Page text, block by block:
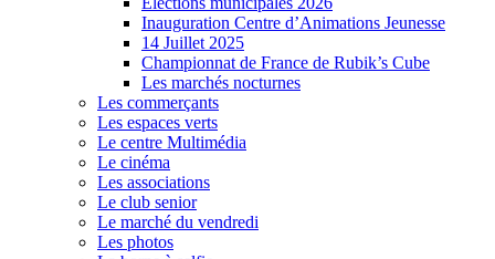
Inauguration Centre d’Animations Jeunesse
14 Juillet 2025
Championnat de France de Rubik’s Cube
Les marchés nocturnes
Les commerçants
Les espaces verts
Le centre Multimédia
Le cinéma
Les associations
Le club senior
Le marché du vendredi
Les photos